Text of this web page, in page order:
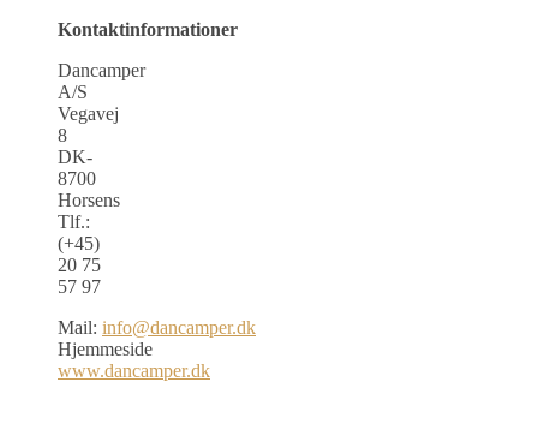
Kontaktinformationer
Dancamper
A/S
Vegavej
8
DK-
8700
Horsens
Tlf.:
(+45)
20 75
57 97
Mail: info@dancamper.dk
Hjemmeside
www.dancamper.dk